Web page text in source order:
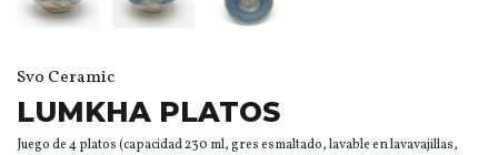
Svo Ceramic
LUMKHA PLATOS
Juego de 4 platos (capacidad 230 ml, gres esmaltado, lavable en lavavajillas,